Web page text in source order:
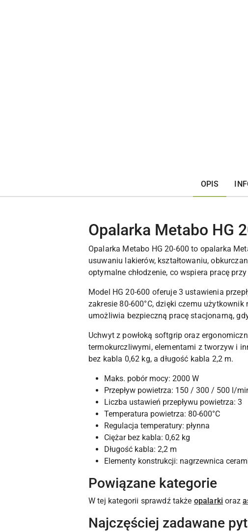
OPIS
Opalarka Metabo HG
Opalarka Metabo HG 20-600 to opalarka
usuwaniu lakierów, kształtowaniu,
optymalne chłodzenie, co wspiera pracę
Model HG 20-600 oferuje 3 ustawienia
zakresie 80-600°C, dzięki czemu
umożliwia bezpieczną pracę stacjonarną,
Uchwyt z powłoką softgrip oraz
termokurczliwymi, elementami z tworzyw i
bez kabla 0,62 kg, a długość kabla 2,2 m.
Maks. pobór mocy: 2000 W
Przepływ powietrza: 150 / 300 / 500 l/
Liczba ustawień przepływu powietrza: 3
Temperatura powietrza: 80-600°C
Regulacja temperatury: płynna
Ciężar bez kabla: 0,62 kg
Długość kabla: 2,2 m
Elementy konstrukcji: nagrzewnica
Powiązane kategorie
W tej kategorii sprawdź także opalarki oraz
Najczęściej zadawane